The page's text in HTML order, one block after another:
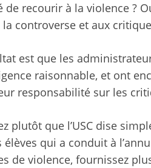
de recourir à la violence ?
la controverse et aux
est que les
raisonnable, et ont
responsabilité sur les
plutôt que l’USC dise
élèves qui a conduit à
de violence, fournissez